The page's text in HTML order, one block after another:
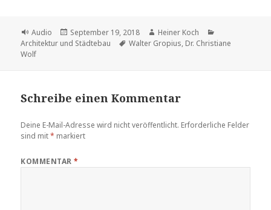
Format
Audio
Veröffentlicht
am
September 19, 2018 Autor
Heiner Koch
Architektur und Städtebau
Schlagwörter
Walter Gropius, Dr. Christiane
Wolf
Schreibe einen Kommentar
Deine E-Mail-Adresse wird nicht veröffentlicht. Erforderliche Felder
sind mit* markiert
KOMMENTAR*